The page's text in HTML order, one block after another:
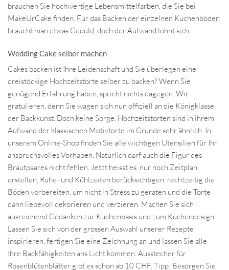
brauchen Sie hochwertige Lebensmittelfarben, die Sie bei
MakeUrCake finden. Für das Backen der einzelnen Kuchenböden
braucht man etwas Geduld, doch der Aufwand lohnt sich.
Wedding Cake selber machen
Cakes backen ist Ihre Leidenschaft und Sie überlegen eine
dreistöckige Hochzeitstorte selber zu backen? Wenn Sie
genügend Erfahrung haben, spricht nichts dagegen. Wir
gratulieren, denn Sie wagen sich nun offiziell an die Königklasse
der Backkunst. Doch keine Sorge, Hochzeitstorten sind in ihrem
Aufwand der klassischen Motivtorte im Grunde sehr ähnlich. In
unserem Online-Shop finden Sie alle wichtigen Utensilien für Ihr
anspruchsvolles Vorhaben. Natürlich darf auch die Figur des
Brautpaares nicht fehlen. Jetzt heisst es, nur noch Zeitplan
erstellen, Ruhe- und Kühlzeiten berücksichtigen, rechtzeitig die
Böden vorbereiten, um nicht in Stress zu geraten und die Torte
dann liebevoll dekorieren und verzieren. Machen Sie sich
ausreichend Gedanken zur Kuchenbasis und zum Kuchendesign.
Lassen Sie sich von der grossen Auswahl unserer Rezepte
inspirieren, fertigen Sie eine Zeichnung an und lassen Sie alle
Ihre Backfähigkeiten ans Licht kommen. Ausstecher für
Rosenblütenblätter gibt es schon ab 10 CHF. Tipp: Besorgen Sie